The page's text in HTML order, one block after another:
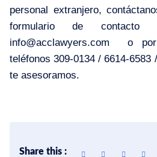
personal extranjero,
formulario de contactoo
info@acclawyers.com o por
teléfonos 309-0134 / 6614-6583
te asesoramos.
Share this :